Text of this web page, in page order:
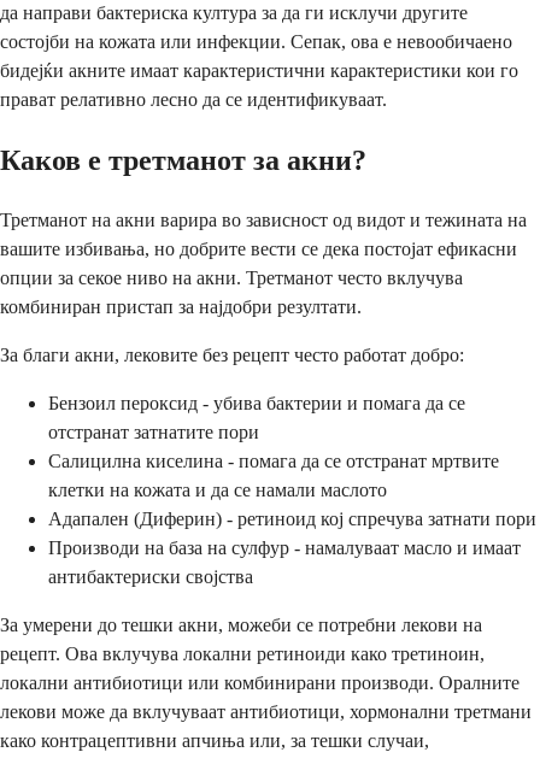
да направи бактериска култура за да ги исклучи другите
состојби на кожата или инфекции. Сепак, ова е невообичаено
бидејќи акните имаат карактеристични карактеристики кои го
прават релативно лесно да се идентификуваат.
Каков е третманот за акни?
Третманот на акни варира во зависност од видот и тежината на
вашите избивања, но добрите вести се дека постојат ефикасни
опции за секое ниво на акни. Третманот често вклучува
комбиниран пристап за најдобри резултати.
За благи акни, лековите без рецепт често работат добро:
Бензоил пероксид - убива бактерии и помага да се
отстранат затнатите пори
Салицилна киселина - помага да се отстранат мртвите
клетки на кожата и да се намали маслото
Адапален (Диферин) - ретиноид кој спречува затнати пори
Производи на база на сулфур - намалуваат масло и имаат
антибактериски својства
За умерени до тешки акни, можеби се потребни лекови на
рецепт. Ова вклучува локални ретиноиди како третиноин,
локални антибиотици или комбинирани производи. Оралните
лекови може да вклучуваат антибиотици, хормонални третмани
како контрацептивни апчиња или, за тешки случаи,